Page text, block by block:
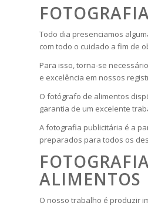
Todo dia presenciamos
com todo o cuidado a fim de
Para isso, torna-se
e excelência em nossos
O fotógrafo de alimentos
garantia de um excelente
A fotografia publicitária é a
preparados para todos os
ALIMENTOS
O nosso trabalho é produzir